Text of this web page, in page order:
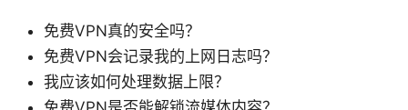
免费VPN真的安全吗？
免费VPN会记录我的上网日志吗？
我应该如何处理数据上限？